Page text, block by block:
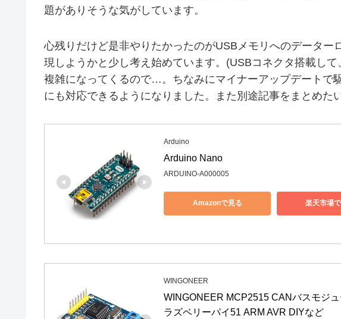
題がありそうな気がしています。
心残りだけど是非やりたかったのがUSBメモリへのデーター
現しようかと少し考え始めています。(USBコネクタ搭載し
複雑になってくるので…。ちなみにマイナーアップデートで
にも対応できるようになりました。また別途記事をまとめた
Arduino
Arduino Nano
ARDUINO-A000005
Amazonで見る 楽天市場
WINGONEER
WINGONEER MCP2515 CANバスモジ
ラズベリーパイ51 ARM AVR DIYなど